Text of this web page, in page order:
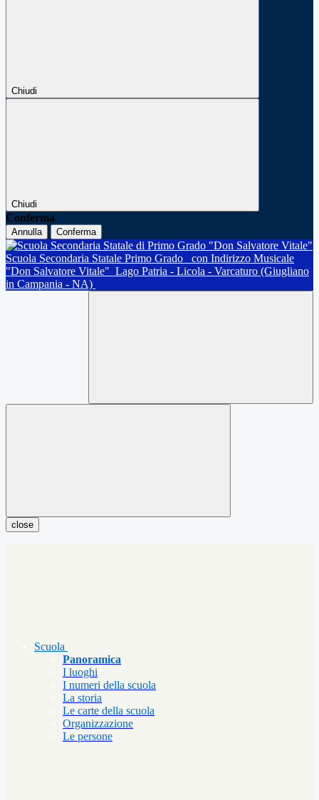
Chiudi
Chiudi
Conferma
Annulla Conferma
Scuola Secondaria Statale Primo Grado
con Indirizzo Musicale
"Don Salvatore Vitale" Lago Patria - Licola - Varcaturo (Giugliano
in Campania - NA)
close
Scuola
Panoramica
I luoghi
I numeri della scuola
La storia
Le carte della scuola
Organizzazione
Le persone